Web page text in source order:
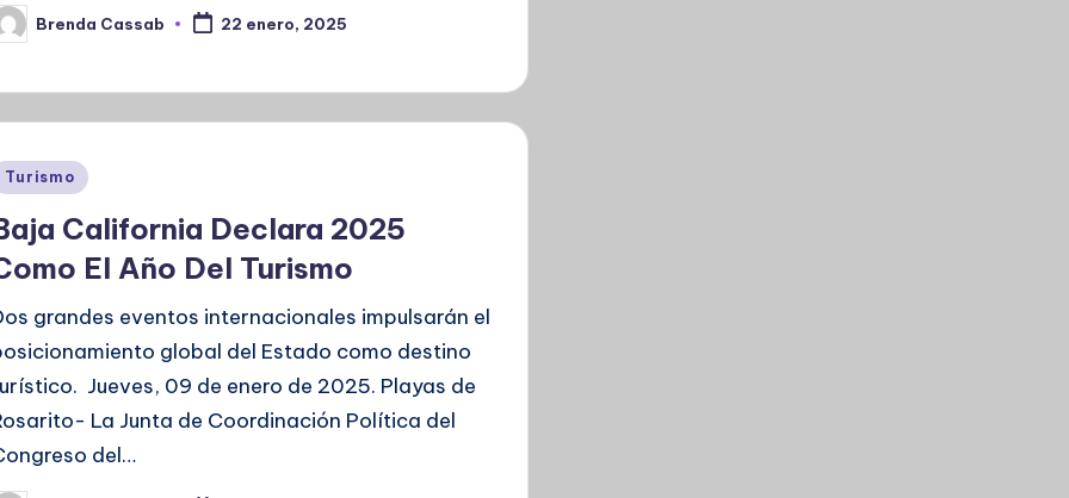
Brenda Cassab 22 enero, 2025
Turismo
California Declara 2025
El Año Del Turismo
grandes eventos internacionales impulsarán el
global del Estado como destino
Jueves, 09 de enero de 2025. Playas de
La Junta de Coordinación Política del
del…